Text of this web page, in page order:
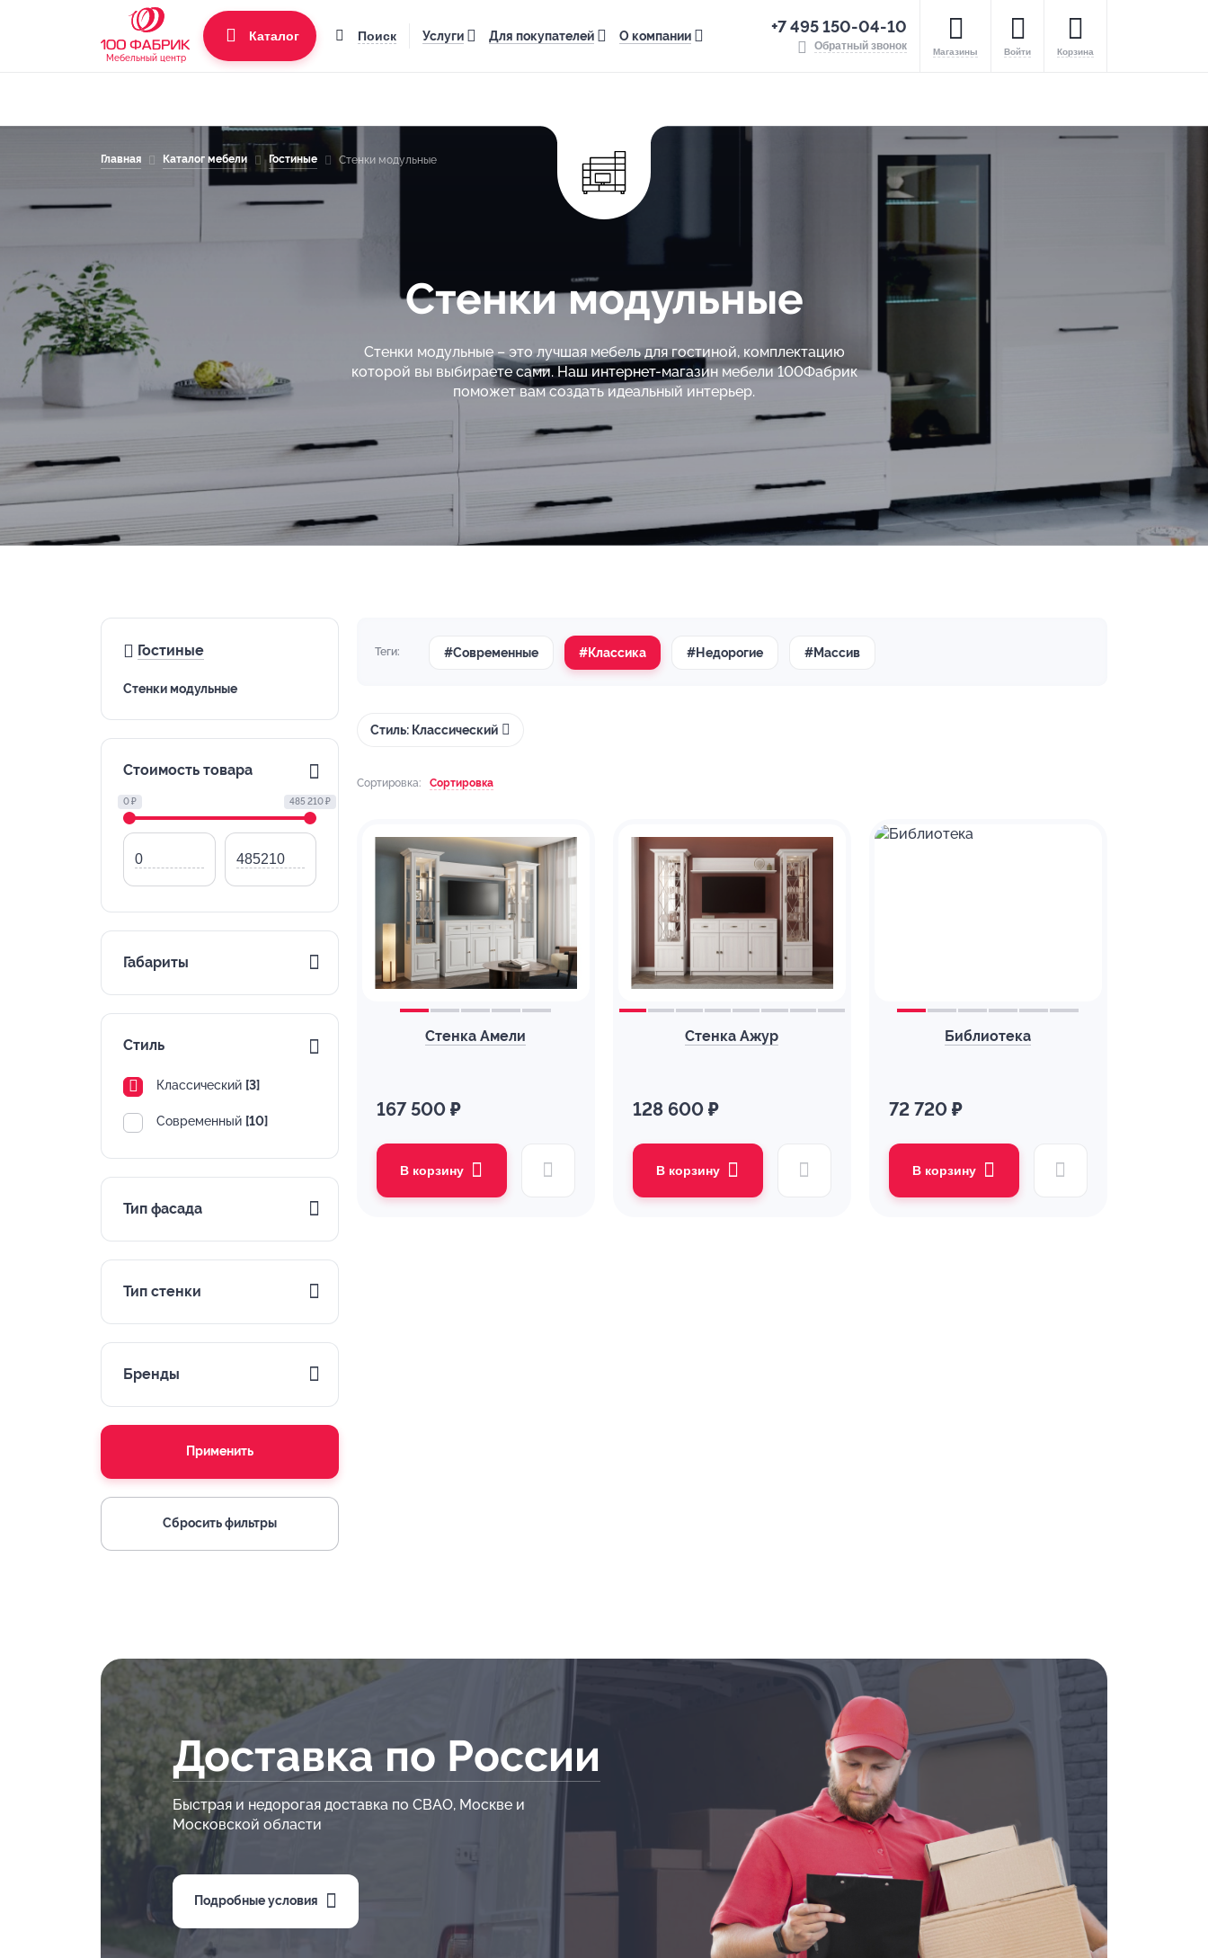
Мебельный центр
Каталог Поиск Услуги Для покупателей О компании +7 495 150-04-10
Обратный звонок Магазины Войти Корзина
Главная Каталог мебели Гостиные Стенки модульные
Стенки модульные
Стенки модульные – это лучшая мебель для гостиной, комплектацию
которой вы выбираете сами. Наш интернет-магазин мебели 100Фабрик
поможет вам создать идеальный интерьер.
Гостиные
Стенки модульные
Стоимость товара
0 ₽ 485 210 ₽
Габариты
Стиль
Классический [3]
Современный [10]
Тип фасада
Тип стенки
Бренды
Применить
Сбросить фильтры
Теги: #Современные #Классика #Недорогие #Массив
Стиль: Классический
Сортировка: Сортировка
Стенка Амели
167 500 ₽
В корзину
Стенка Ажур
128 600 ₽
В корзину
Библиотека
72 720 ₽
В корзину
Доставка по России
Быстрая и недорогая доставка по СВАО, Москве и
Московской области
Подробные условия